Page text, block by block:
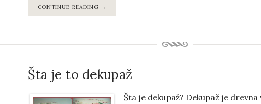
CONTINUE READING →
Šta je to dekupaž
Šta je dekupaž? Dekupaž je